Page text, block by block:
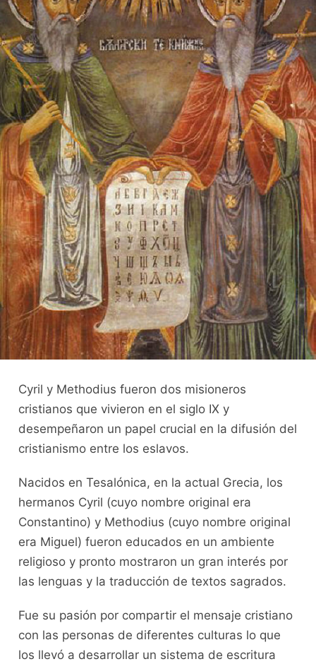
Cyril y Methodius fueron dos misioneros
cristianos que vivieron en el siglo IX y
desempeñaron un papel crucial en la difusión del
cristianismo entre los eslavos.
Nacidos en Tesalónica, en la actual Grecia, los
hermanos Cyril (cuyo nombre original era
Constantino) y Methodius (cuyo nombre original
era Miguel) fueron educados en un ambiente
religioso y pronto mostraron un gran interés por
las lenguas y la traducción de textos sagrados.
Fue su pasión por compartir el mensaje cristiano
con las personas de diferentes culturas lo que
los llevó a desarrollar un sistema de escritura